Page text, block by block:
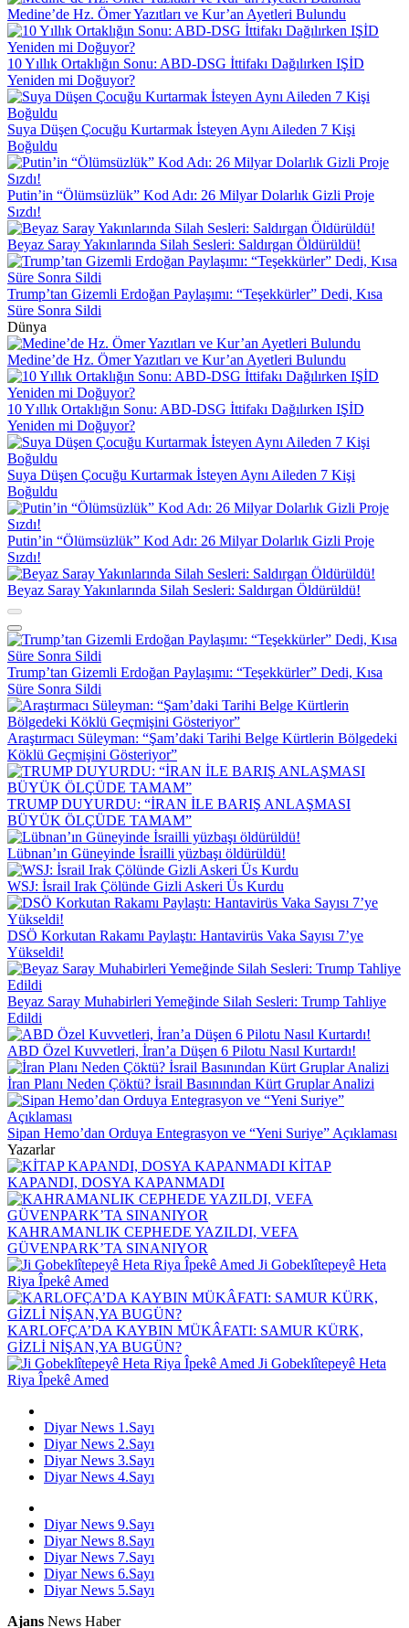
Medine’de Hz. Ömer Yazıtları ve Kur’an Ayetleri Bulundu
10 Yıllık Ortaklığın Sonu: ABD-DSG İttifakı Dağılırken IŞİD
Yeniden mi Doğuyor?
Suya Düşen Çocuğu Kurtarmak İsteyen Aynı Aileden 7 Kişi
Boğuldu
Putin’in “Ölümsüzlük” Kod Adı: 26 Milyar Dolarlık Gizli Proje
Sızdı!
Beyaz Saray Yakınlarında Silah Sesleri: Saldırgan Öldürüldü!
Trump’tan Gizemli Erdoğan Paylaşımı: “Teşekkürler” Dedi, Kısa
Süre Sonra Sildi
Dünya
Medine’de Hz. Ömer Yazıtları ve Kur’an Ayetleri Bulundu
10 Yıllık Ortaklığın Sonu: ABD-DSG İttifakı Dağılırken IŞİD
Yeniden mi Doğuyor?
Suya Düşen Çocuğu Kurtarmak İsteyen Aynı Aileden 7 Kişi
Boğuldu
Putin’in “Ölümsüzlük” Kod Adı: 26 Milyar Dolarlık Gizli Proje
Sızdı!
Beyaz Saray Yakınlarında Silah Sesleri: Saldırgan Öldürüldü!
Trump’tan Gizemli Erdoğan Paylaşımı: “Teşekkürler” Dedi, Kısa
Süre Sonra Sildi
Araştırmacı Süleyman: “Şam’daki Tarihi Belge Kürtlerin Bölgedeki
Köklü Geçmişini Gösteriyor”
TRUMP DUYURDU: “İRAN İLE BARIŞ ANLAŞMASI
BÜYÜK ÖLÇÜDE TAMAM”
Lübnan’ın Güneyinde İsrailli yüzbaşı öldürüldü!
WSJ: İsrail Irak Çölünde Gizli Askeri Üs Kurdu
DSÖ Korkutan Rakamı Paylaştı: Hantavirüs Vaka Sayısı 7’ye
Yükseldi!
Beyaz Saray Muhabirleri Yemeğinde Silah Sesleri: Trump Tahliye
Edildi
ABD Özel Kuvvetleri, İran’a Düşen 6 Pilotu Nasıl Kurtardı!
İran Planı Neden Çöktü? İsrail Basınından Kürt Gruplar Analizi
Sipan Hemo’dan Orduya Entegrasyon ve “Yeni Suriye” Açıklaması
Yazarlar
KİTAP
KAPANDI, DOSYA KAPANMADI
KAHRAMANLIK CEPHEDE YAZILDI, VEFA
GÜVENPARK’TA SINANIYOR
Ji Gobeklîtepeyê Heta
Riya Îpekê Amed
KARLOFÇA’DA KAYBIN MÜKÂFATI: SAMUR KÜRK,
GİZLİ NİŞAN,YA BUGÜN?
Ji Gobeklîtepeyê Heta
Riya Îpekê Amed
Diyar News 1.Sayı
Diyar News 2.Sayı
Diyar News 3.Sayı
Diyar News 4.Sayı
Diyar News 9.Sayı
Diyar News 8.Sayı
Diyar News 7.Sayı
Diyar News 6.Sayı
Diyar News 5.Sayı
Ajans News Haber